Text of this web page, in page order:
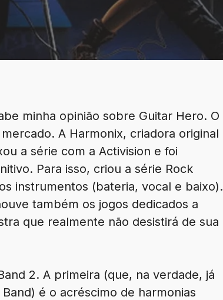
minha opinião sobre Guitar Hero. O
A Harmonix, criadora original
a série com a Activision e foi
Para isso, criou a série Rock
instrumentos (bateria, vocal e baixo).
também os jogos dedicados a
que realmente não desistirá de sua
2. A primeira (que, na verdade, já
é o acréscimo de harmonias